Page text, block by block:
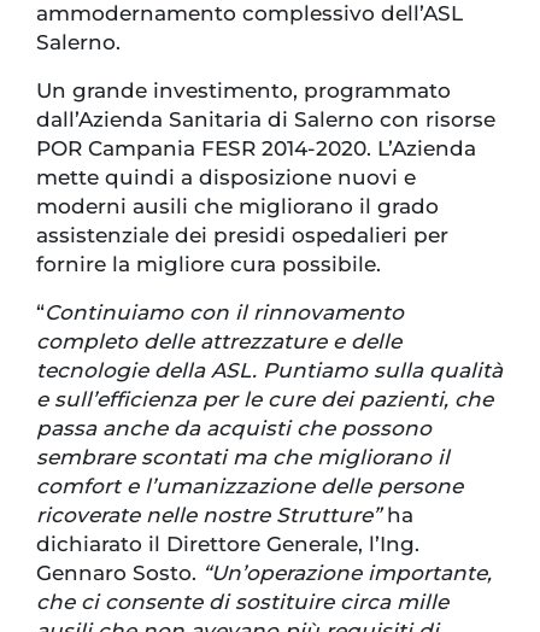
ammodernamento complessivo dell’ASL
Salerno.
Un grande investimento, programmato
dall’Azienda Sanitaria di Salerno con risorse
POR Campania FESR 2014-2020. L’Azienda
mette quindi a disposizione nuovi e
moderni ausili che migliorano il grado
assistenziale dei presidi ospedalieri per
fornire la migliore cura possibile.
“Continuiamo con il rinnovamento
completo delle attrezzature e delle
tecnologie della ASL. Puntiamo sulla qualità
e sull’efficienza per le cure dei pazienti, che
passa anche da acquisti che possono
sembrare scontati ma che migliorano il
comfort e l’umanizzazione delle persone
ricoverate nelle nostre Strutture”ha
dichiarato il Direttore Generale, l’Ing.
Gennaro Sosto. “Un’operazione importante,
che ci consente di sostituire circa mille